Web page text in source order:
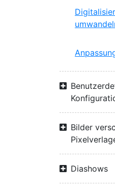
Bilder
Diashows